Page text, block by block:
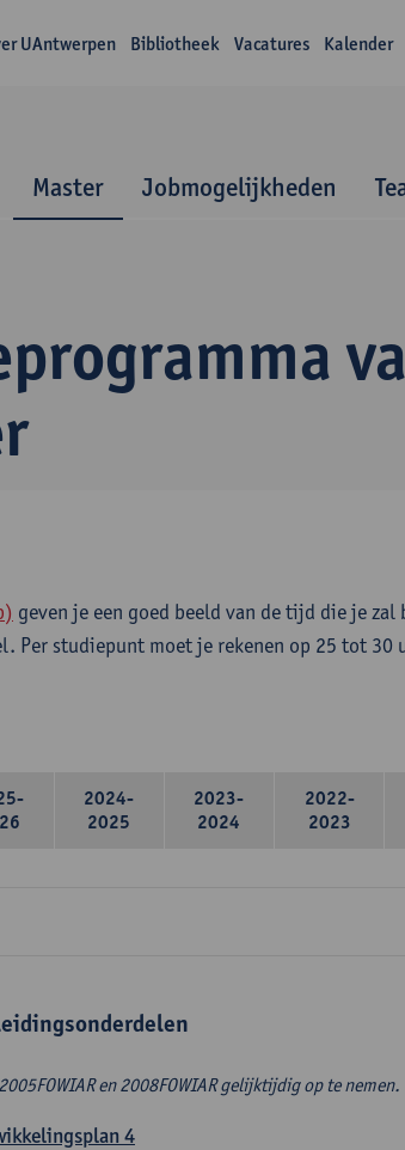
UAntwerpen Bibliotheek Vacatures Kalender
Master Jobmogelijkheden
geven je een goed beeld van de tijd die je
Per studiepunt moet je rekenen op 25 tot 30
2024-
2025
2023-
2024
2022-
2023
en 2008FOWIAR gelijktijdig op te nemen.
4